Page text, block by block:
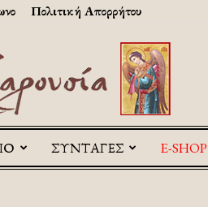
Πολιτική Απορρήτου
ΣΥΝΤΑΓΕΣ E-SHOP